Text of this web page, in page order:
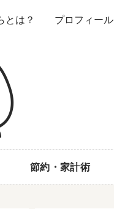
とは？ プロフィール
節約・家計術